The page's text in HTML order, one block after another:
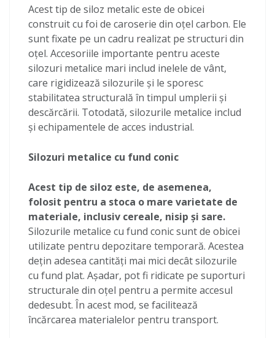
Acest tip de siloz metalic este de obicei
construit cu foi de caroserie din oțel carbon. Ele
sunt fixate pe un cadru realizat pe structuri din
oțel. Accesoriile importante pentru aceste
silozuri metalice mari includ inelele de vânt,
care rigidizează silozurile și le sporesc
stabilitatea structurală în timpul umplerii și
descărcării. Totodată, silozurile metalice includ
și echipamentele de acces industrial.
Silozuri metalice cu fund conic
Acest tip de siloz este, de asemenea,
folosit pentru a stoca o mare varietate de
materiale, inclusiv cereale, nisip și sare.
Silozurile metalice cu fund conic sunt de obicei
utilizate pentru depozitare temporară. Acestea
dețin adesea cantități mai mici decât silozurile
cu fund plat. Așadar, pot fi ridicate pe suporturi
structurale din oțel pentru a permite accesul
dedesubt. În acest mod, se facilitează
încărcarea materialelor pentru transport.